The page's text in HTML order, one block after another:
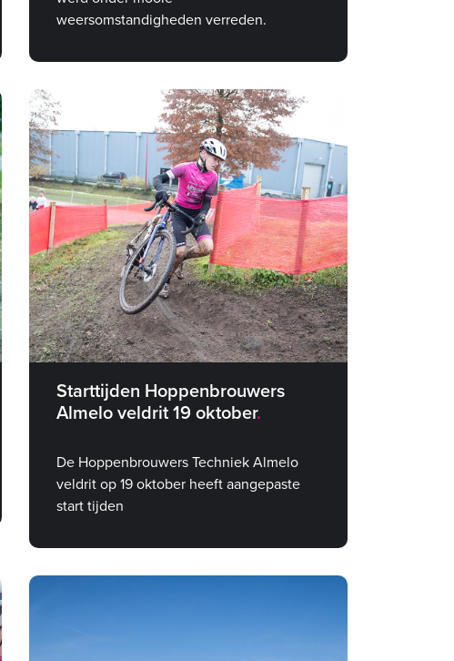
weersomstandigheden verreden.
Starttijden Hoppenbrouwers
Almelo veldrit 19 oktober
De Hoppenbrouwers Techniek Almelo
veldrit op 19 oktober heeft aangepaste
start tijden